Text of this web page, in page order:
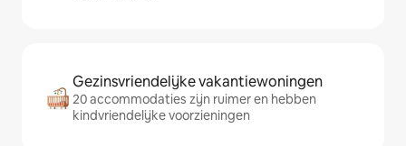
Gezinsvriendelijke vakantiewoningen
20 accommodaties zijn ruimer en hebben
kindvriendelijke voorzieningen